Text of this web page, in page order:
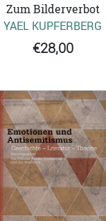
Zum Bilderverbot
YAEL KUPFERBERG
€28,00